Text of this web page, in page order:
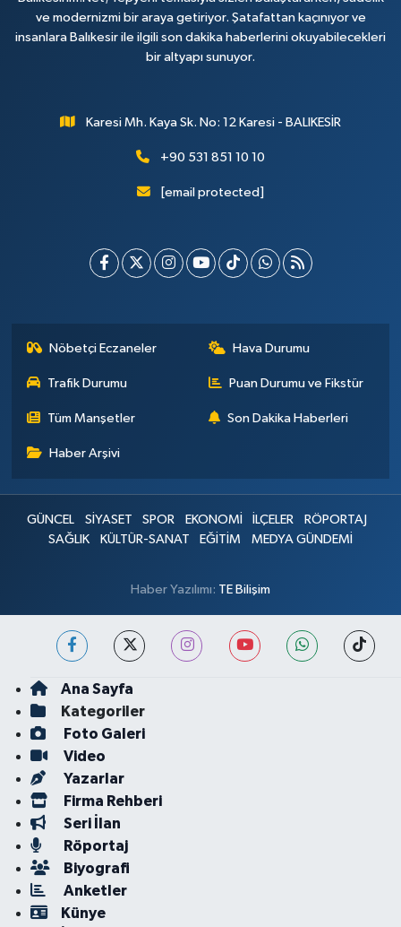
ve modernizmi bir araya getiriyor. Şatafattan kaçınıyor ve
insanlara Balıkesir ile ilgili son dakika haberlerini okuyabilecekleri
bir altyapı sunuyor.
Karesi Mh. Kaya Sk. No: 12 Karesi - BALIKESİR
+90 531 851 10 10
[email protected]
Nöbetçi Eczaneler Hava Durumu
Trafik Durumu Puan Durumu ve Fikstür
Tüm Manşetler Son Dakika Haberleri
Haber Arşivi
GÜNCEL SİYASET SPOR EKONOMİ İLÇELER
RÖPORTAJ
SAĞLIK
KÜLTÜR-SANAT EĞİTİM MEDYA GÜNDEMİ
Haber Yazılımı: TE Bilişim
Ana Sayfa
Kategoriler
Foto Galeri
Video
Yazarlar
Firma Rehberi
Seri İlan
Röportaj
Biyografi
Anketler
Künye